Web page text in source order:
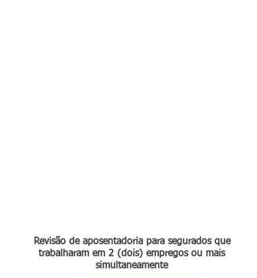
Revisão de aposentadoria para segurados que
trabalharam em 2 (dois) empregos ou mais
simultaneamente